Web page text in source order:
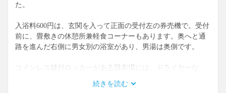
た。
入浴料600円は、玄関を入って正面の受付左の券売機で。受付
前に、畳敷きの休憩所兼軽食コーナーもあります。奥へと通
路を進んだ右側に男女別の浴室があり、男湯は奥側です。
コインレス鍵付ロッカーがある脱衣場には、ドライヤーな
い場。アメニティは一般的なものです。
続きを読む